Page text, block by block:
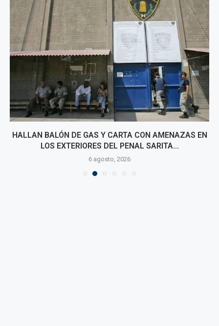
HALLAN BALÓN DE GAS Y CARTA CON AMENAZAS EN
LOS EXTERIORES DEL PENAL SARITA...
6 agosto, 2026